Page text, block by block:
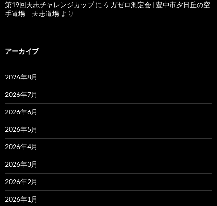
第19回天志チャレンジカップに ケガゼロ測定会 | 豊中市夕日丘の空
手道場 天志道場 より
アーカイブ
2026年8月
2026年7月
2026年6月
2026年5月
2026年4月
2026年3月
2026年2月
2026年1月